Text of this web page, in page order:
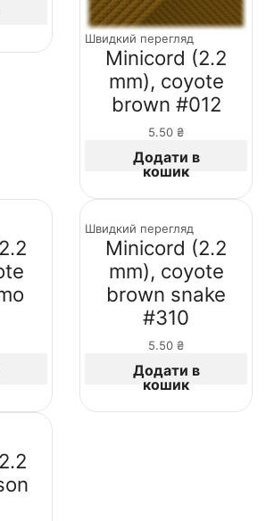
Швидкий перегляд
Minicord (2.2
mm), coyote
brown #012
5.50 ₴
Додати в
кошик
Швидкий перегляд
Minicord (2.2
mm), coyote
brown snake
#310
5.50 ₴
Додати в
кошик